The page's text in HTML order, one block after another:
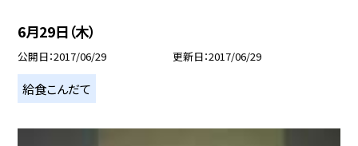
6月29日（木）
公開日 2017/06/29 更新日 2017/06/29
給食こんだて